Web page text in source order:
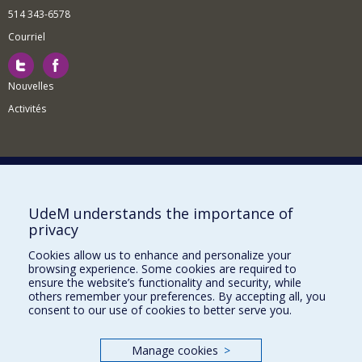
514 343-6578
Courriel
Nouvelles
Activités
Comment soutenir le Département?
BESOIN D'AIDE?
Plan du site
Signaler une erreur
Accessibilité
UdeM understands the importance of
privacy
Cookies allow us to enhance and personalize your
browsing experience. Some cookies are required to
ensure the website’s functionality and security, while
others remember your preferences. By accepting all, you
consent to our use of cookies to better serve you.
Manage cookies >